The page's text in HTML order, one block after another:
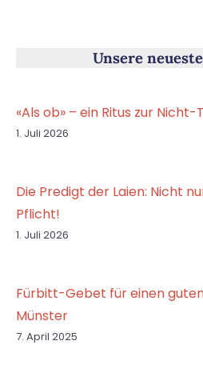
Unsere
«Als ob» – ein Ritus zur Nicht-
1. Juli 2026
Die Predigt der Laien: Nicht
Pflicht!
1. Juli 2026
Fürbitt-Gebet für einen
Münster
7. April 2025